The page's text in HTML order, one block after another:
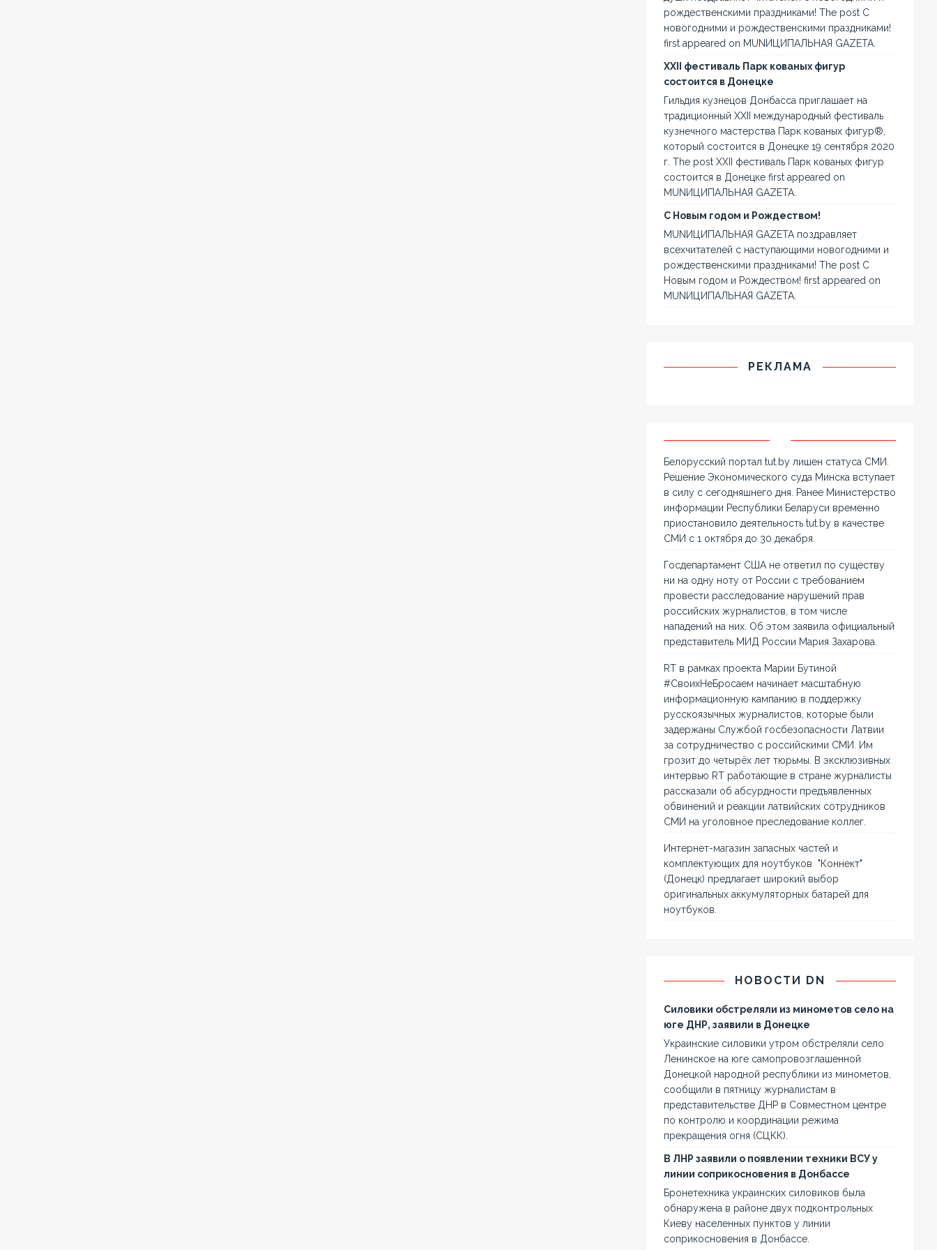
рождественскими праздниками! The post С
новогодними и рождественскими праздниками!
first appeared on MUNИЦИПАЛЬНАЯ GAZЕТА.
XXII фестиваль Парк кованых фигур
состоится в Донецке
Гильдия кузнецов Донбасса приглашает на
традиционный XXII международный фестиваль
кузнечного мастерства Парк кованых фигур®,
который состоится в Донецке 19 сентября 2020
г. The post XXII фестиваль Парк кованых фигур
состоится в Донецке first appeared on
MUNИЦИПАЛЬНАЯ GAZЕТА.
С Новым годом и Рождеством!
MUNИЦИПАЛЬНАЯ GAZЕТА поздравляет
всехчитателей с наступающими новогодними и
рождественскими праздниками! The post С
Новым годом и Рождеством! first appeared on
MUNИЦИПАЛЬНАЯ GAZЕТА.
РЕКЛАМА
Белорусский портал tut.by лишен статуса СМИ.
Решение Экономического суда Минска вступает
в силу с сегодняшнего дня. Ранее Министерство
информации Республики Беларуси временно
приостановило деятельность tut.by в качестве
СМИ с 1 октября до 30 декабря.
Госдепартамент США не ответил по существу
ни на одну ноту от России с требованием
провести расследование нарушений прав
российских журналистов, в том числе
нападений на них. Об этом заявила официальный
представитель МИД России Мария Захарова.
RT в рамках проекта Марии Бутиной
#СвоихНеБросаем начинает масштабную
информационную кампанию в поддержку
русскоязычных журналистов, которые были
задержаны Службой госбезопасности Латвии
за сотрудничество с российскими СМИ. Им
грозит до четырёх лет тюрьмы. В эксклюзивных
интервью RT работающие в стране журналисты
рассказали об абсурдности предъявленных
обвинений и реакции латвийских сотрудников
СМИ на уголовное преследование коллег.
Интернет-магазин запасных частей и
комплектующих для ноутбуков "Коннект"
(Донецк) предлагает широкий выбор
оригинальных аккумуляторных батарей для
ноутбуков.
НОВОСТИ DN
Силовики обстреляли из минометов село на
юге ДНР, заявили в Донецке
Украинские силовики утром обстреляли село
Ленинское на юге самопровозглашенной
Донецкой народной республики из минометов,
сообщили в пятницу журналистам в
представительстве ДНР в Совместном центре
по контролю и координации режима
прекращения огня (СЦКК).
В ЛНР заявили о появлении техники ВСУ у
линии соприкосновения в Донбассе
Бронетехника украинских силовиков была
обнаружена в районе двух подконтрольных
Киеву населенных пунктов у линии
соприкосновения в Донбассе.